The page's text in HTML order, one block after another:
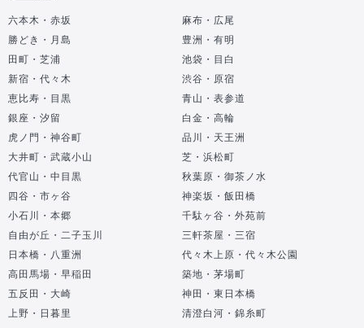
六本木・赤坂
麻布・広尾
勝どき・月島
豊洲・有明
田町・芝浦
池袋・目白
新宿・代々木
渋谷・原宿
恵比寿・目黒
青山・表参道
銀座・汐留
白金・高輪
虎ノ門・神谷町
品川・天王洲
大井町・武蔵小山
芝・浜松町
代官山・中目黒
秋葉原・御茶ノ水
四谷・市ヶ谷
神楽坂・飯田橋
小石川・本郷
千駄ヶ谷・外苑前
自由が丘・二子玉川
三軒茶屋・三宿
日本橋・八重洲
代々木上原・代々木公園
高田馬場・早稲田
築地・茅場町
五反田・大崎
神田・東日本橋
上野・日暮里
清澄白河・錦糸町